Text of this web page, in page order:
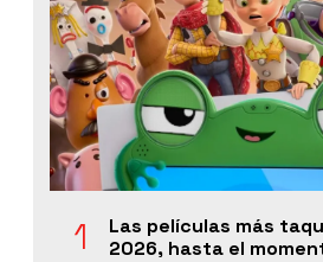
Las películas más
2026, hasta el